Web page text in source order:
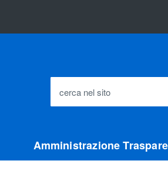
cerca nel sito
Amministrazione